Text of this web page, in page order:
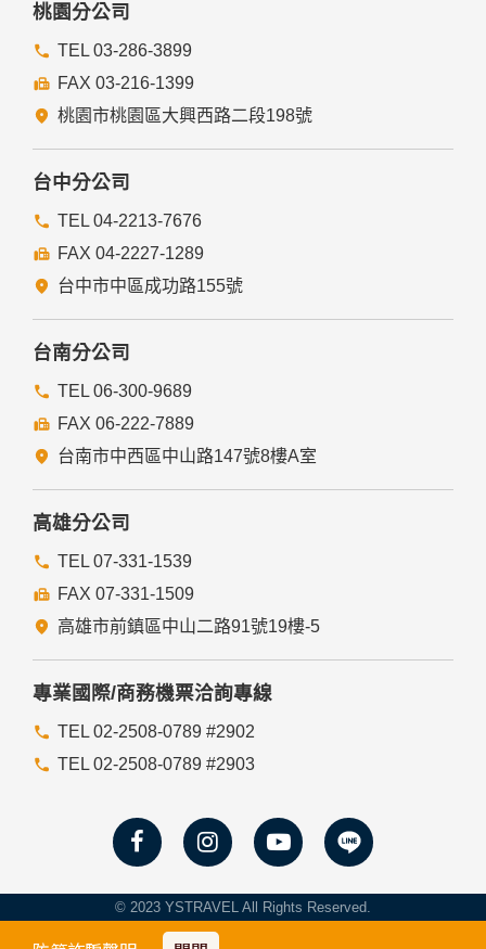
桃園分公司
TEL 03-286-3899
FAX 03-216-1399
桃園市桃園區大興西路二段198號
台中分公司
TEL 04-2213-7676
FAX 04-2227-1289
台中市中區成功路155號
台南分公司
TEL 06-300-9689
FAX 06-222-7889
台南市中西區中山路147號8樓A室
高雄分公司
TEL 07-331-1539
FAX 07-331-1509
高雄市前鎮區中山二路91號19樓-5
專業國際/商務機票洽詢專線
TEL 02-2508-0789 #2902
TEL 02-2508-0789 #2903
© 2023 YSTRAVEL All Rights Reserved.